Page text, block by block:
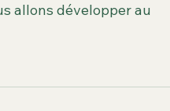
allons développer au